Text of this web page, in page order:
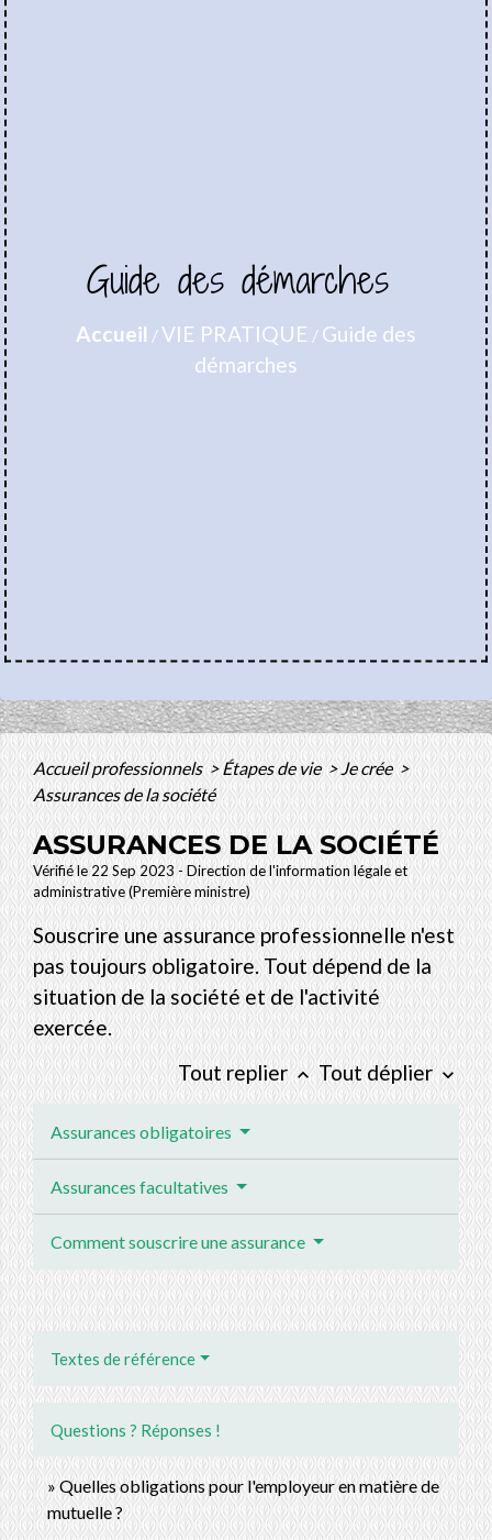
Guide des démarches
Accueil /VIE PRATIQUE / Guide des
démarches
Accueil professionnels>Étapes de vie > Je crée >
Assurances de la société
ASSURANCES DE LA SOCIÉTÉ
Vérifié le 22 Sep 2023 - Direction de l'information légale et
administrative (Première ministre)
Souscrire une assurance professionnelle n'est
pas toujours obligatoire. Tout dépend de la
situation de la société et de l'activité
exercée.
Tout replier keyboard_arrow_up Tout déplier keyboard_arrow_down
Assurances obligatoires
Assurances facultatives
Comment souscrire une assurance
Textes de référence
Questions ? Réponses !
Quelles obligations pour l'employeur en matière de
mutuelle ?